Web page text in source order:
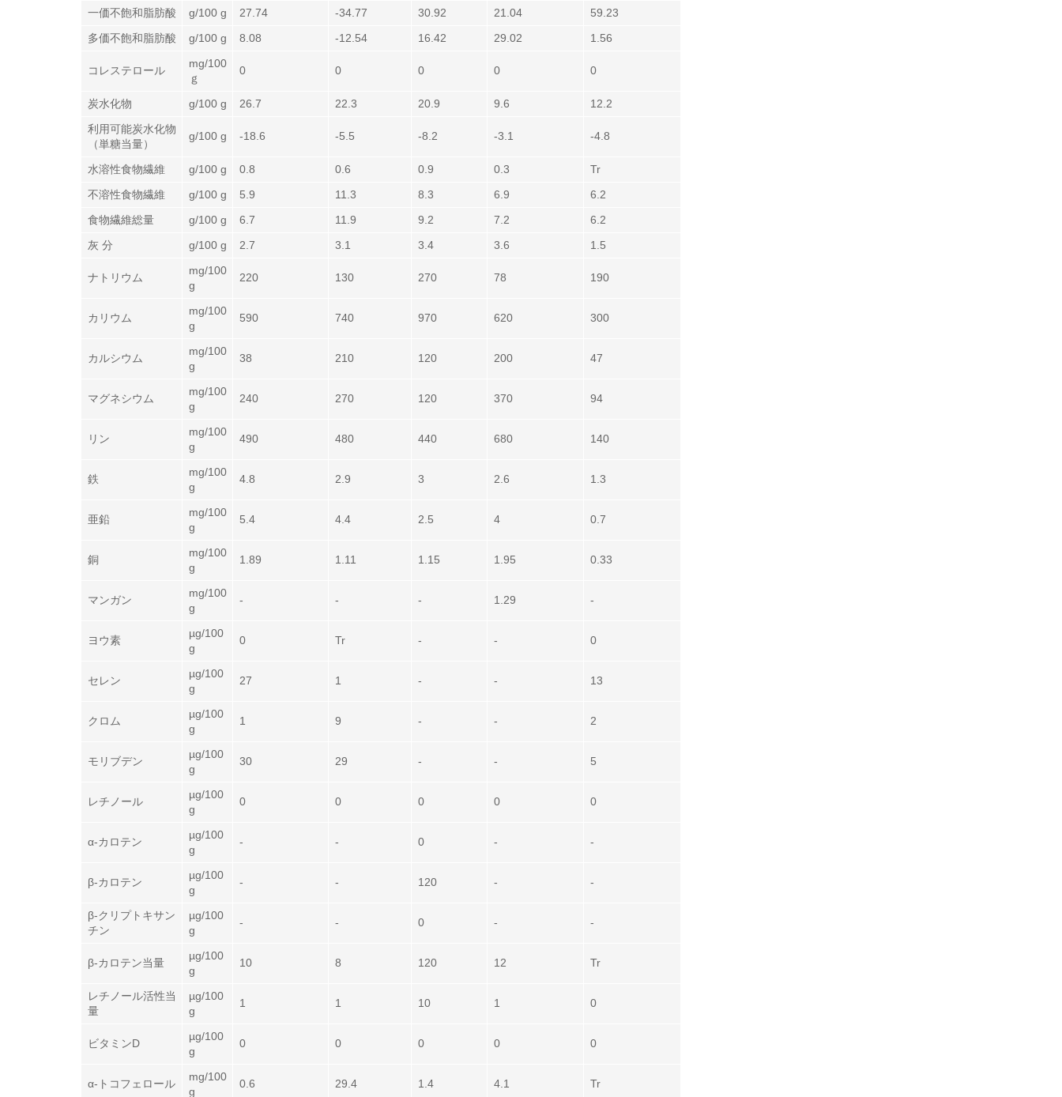
一価不飽和脂肪酸
g/100 g 27.74 -34.77 30.92 21.04
59.23
多価不飽和脂肪酸
g/100 g 8.08 -12.54 16.42 29.02 1.56
コレステロール
mg/100
ｇ
0 0 0 0 0
炭水化物 g/100 g 26.7 22.3 20.9 9.6
12.2
利用可能炭水化物
（単糖当量）
g/100 g -18.6 -5.5 -8.2 -3.1 -4.8
水溶性食物繊維 g/100 g 0.8 0.6 0.9 0.3
Tr
不溶性食物繊維
g/100 g 5.9 11.3 8.3 6.9
6.2
食物繊維総量
g/100 g 6.7 11.9 9.2 7.2
6.2
灰 分
g/100 g 2.7 3.1 3.4 3.6 1.5
ナトリウム
mg/100
g
220 130 270 78 190
カリウム
mg/100
g
590 740 970 620 300
カルシウム
mg/100
g
38 210 120 200 47
マグネシウム
mg/100
g
240 270 120 370 94
リン
mg/100
g
490 480 440 680 140
鉄
mg/100
g
4.8 2.9 3 2.6 1.3
亜鉛
mg/100
g
5.4 4.4 2.5 4 0.7
銅
mg/100
g
1.89 1.11 1.15 1.95 0.33
マンガン
mg/100
g
- - - 1.29 -
ヨウ素
µg/100
g
0 Tr - - 0
セレン
µg/100
g
27 1 - - 13
クロム
µg/100
g
1 9 - - 2
モリブデン
µg/100
g
30 29 - - 5
レチノール
µg/100
g
0 0 0 0 0
α-カロテン
µg/100
g
- - 0 - -
β-カロテン
µg/100
g
- - 120 - -
β-クリプトキサン
チン
µg/100
g
- - 0 - -
β-カロテン当量
µg/100
g
10 8 120 12 Tr
レチノール活性当
量
µg/100
g
1 1 10 1 0
ビタミンD
µg/100
g
0 0 0 0 0
α-トコフェロール
mg/100
g
0.6 29.4 1.4 4.1 Tr